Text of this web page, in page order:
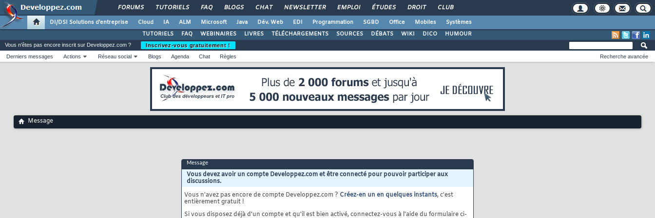
FORUMS TUTORIELS FAQ BLOGS CHAT NEWSLETTER EMPLOI ÉTUDES DROIT CLUB
DI/DSI Solutions d'entreprise Cloud IA ALM Microsoft Java Dév. Web EDI Programmation SGBD Office Mobiles
Systèmes
TUTORIELS
FAQ WEBINAIRES LIVRES TÉLÉCHARGEMENTS SOURCES DÉBATS WIKI DICO HUMOUR
Vous n'êtes pas encore inscrit sur Developpez.com ?
Inscrivez-vous gratuitement !
Derniers messages
Actions Réseau social Blogs Agenda Chat Règles Recherche avancée
Message
Message
Vous devez avoir un compte Developpez.com et être connecté pour pouvoir participer aux
discussions.
Vous n'avez pas encore de compte Developpez.com ? Créez-en un en quelques instants, c'est
entièrement gratuit !
Si vous disposez déjà d'un compte et qu'il est bien activé, connectez-vous à l'aide du formulaire ci-